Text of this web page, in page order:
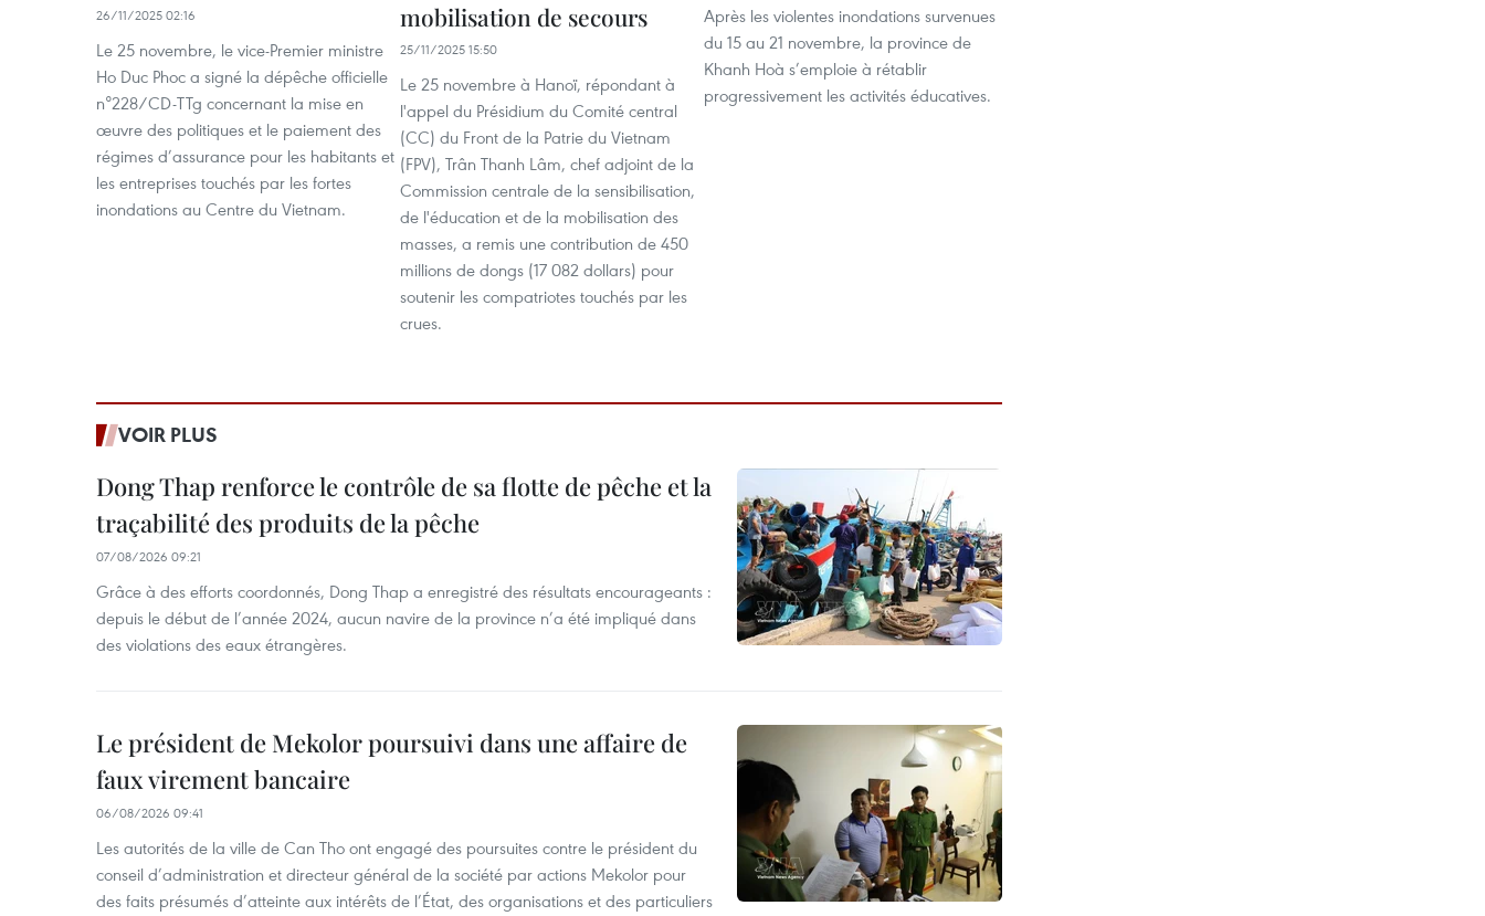
26/11/2025 02:16
Le 25 novembre, le vice-Premier ministre
Ho Duc Phoc a signé la dépêche officielle
n°228/CD-TTg concernant la mise en
œuvre des politiques et le paiement des
régimes d’assurance pour les habitants et
les entreprises touchés par les fortes
inondations au Centre du Vietnam.
mobilisation de secours
25/11/2025 15:50
Le 25 novembre à Hanoï, répondant à
l'appel du Présidium du Comité central
(CC) du Front de la Patrie du Vietnam
(FPV), Trân Thanh Lâm, chef adjoint de la
Commission centrale de la sensibilisation,
de l'éducation et de la mobilisation des
masses, a remis une contribution de 450
millions de dongs (17 082 dollars) pour
soutenir les compatriotes touchés par les
crues.
Après les violentes inondations survenues
du 15 au 21 novembre, la province de
Khanh Hoà s’emploie à rétablir
progressivement les activités éducatives.
VOIR PLUS
Dong Thap renforce le contrôle de sa flotte de pêche et la
traçabilité des produits de la pêche
07/08/2026 09:21
Grâce à des efforts coordonnés, Dong Thap a enregistré des résultats encourageants :
depuis le début de l’année 2024, aucun navire de la province n’a été impliqué dans
des violations des eaux étrangères.
Le président de Mekolor poursuivi dans une affaire de
faux virement bancaire
06/08/2026 09:41
Les autorités de la ville de Can Tho ont engagé des poursuites contre le président du
conseil d’administration et directeur général de la société par actions Mekolor pour
des faits présumés d’atteinte aux intérêts de l’État, des organisations et des particuliers